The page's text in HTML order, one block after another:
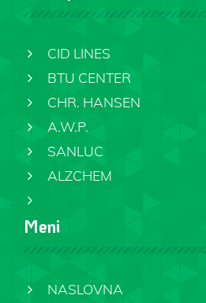
CID LINES
BTU CENTER
CHR. HANSEN
A.W.P.
SANLUC
ALZCHEM
Meni
NASLOVNA